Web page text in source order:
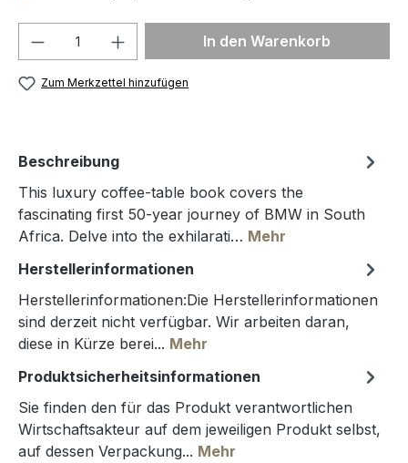
Produkt Anzahl: Gib denIn den Warenkorb
Zum Merkzettel hinzufügen
Beschreibung
This luxury coffee-table book covers the
fascinating first 50-year journey of BMW in South
Africa. Delve into the exhilarati… Mehr
Herstellerinformationen
Herstellerinformationen:Die Herstellerinformationen
sind derzeit nicht verfügbar. Wir arbeiten daran,
diese in Kürze berei... Mehr
Produktsicherheitsinformationen
Sie finden den für das Produkt verantwortlichen
Wirtschaftsakteur auf dem jeweiligen Produkt selbst,
auf dessen Verpackung... Mehr